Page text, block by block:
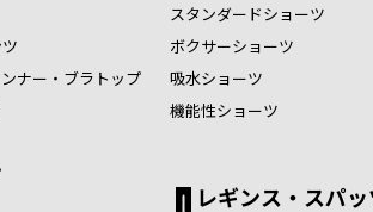
ナー・ブラトップ
スタンダードショーツ
ボクサーショーツ
吸水ショーツ
機能性ショーツ
レギンス・スパ